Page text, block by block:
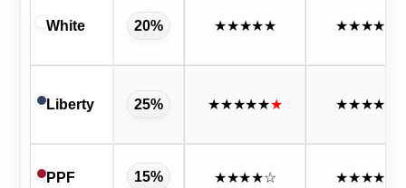
White 20% ★★★★★ ★★★★★
Liberty 25% ★★★★★★ ★★★★★
PPF 15% ★★★★☆ ★★★★★